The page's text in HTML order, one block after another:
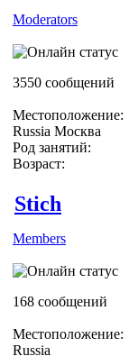
Moderators
3550 сообщений
Местоположение:
Russia Москва
Род занятий:
Возраст:
Stich
Members
168 сообщений
Местоположение:
Russia